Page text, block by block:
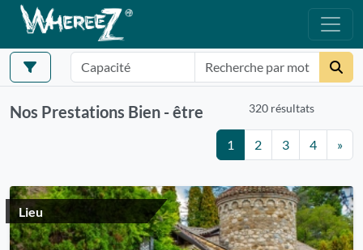
Nos Prestations Bien - être 320 résultats
1 2 3 4 »
Lieu